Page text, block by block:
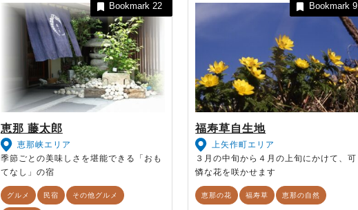
恵那 藤太郎
恵那峡エリア
季節ごとの美味しさを堪能できる「おも
てなし」の宿
グルメ 民宿 その他グルメ
Bookmark22
福寿草自生地
上矢作町エリア
３月の中旬から４月の上旬にかけて、可
憐な花を咲かせます
恵那の花 福寿草 恵那の自然
Bookmark 9